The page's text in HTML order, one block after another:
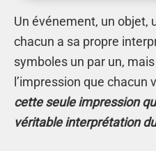
Un événement, un objet,
chacun a sa propre
symboles un par un,
l’impression que chacun
cette seule impression
véritable interprétation